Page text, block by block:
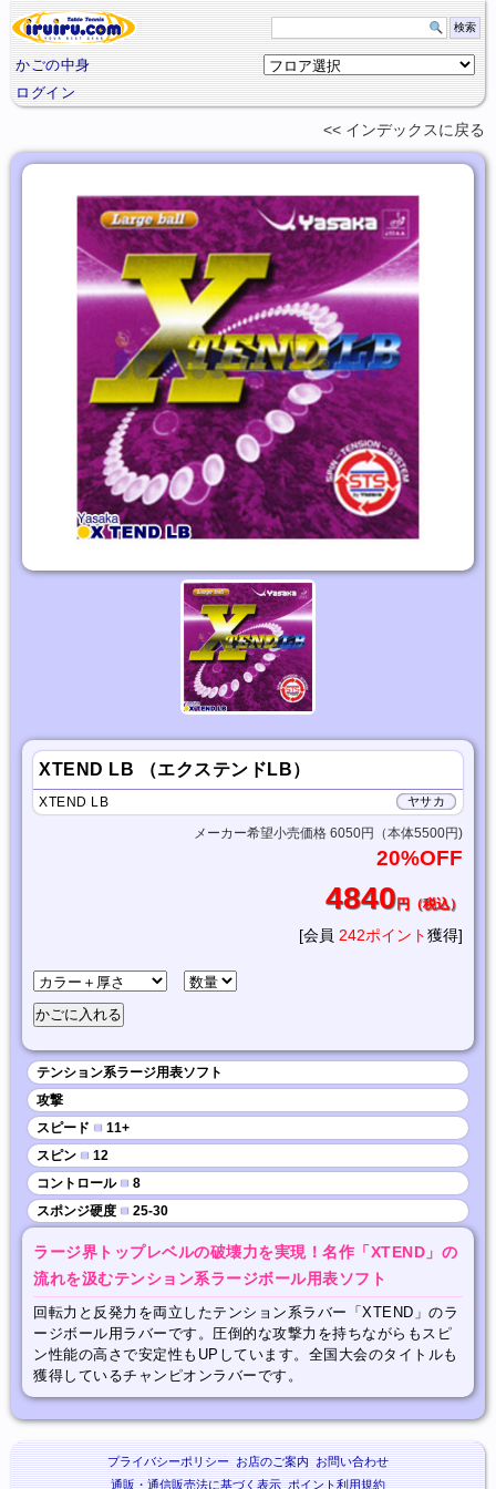
かごの中身
ログイン
インデックスに 戻る
XTEND LB （エクステンドLB）
ヤサカ
XTEND LB
メーカー希望小売価格 6050円（本体5500円)
20%OFF
4840円（税込）
[会員 242ポイント獲得]
テンション系ラージ用表ソフト
攻撃
スピード ■ 11+
スピン ■ 12
コントロール ■ 8
スポンジ硬度 ■ 25-30
ラージ界トップレベルの破壊力を実現！名作「XTEND」の
流れを汲むテンション系ラージボール用表ソフト
回転力と反発力を両立したテンション系ラバー「XTEND」のラ
ージボール用ラバーです。圧倒的な攻撃力を持ちながらもスピ
ン性能の高さで安定性もUPしています。全国大会のタイトルも
獲得しているチャンピオンラバーです。
プライバシーポリシー お店のご案内 お問い合わせ
通販・通信販売法に基づく表示 ポイント利用規約